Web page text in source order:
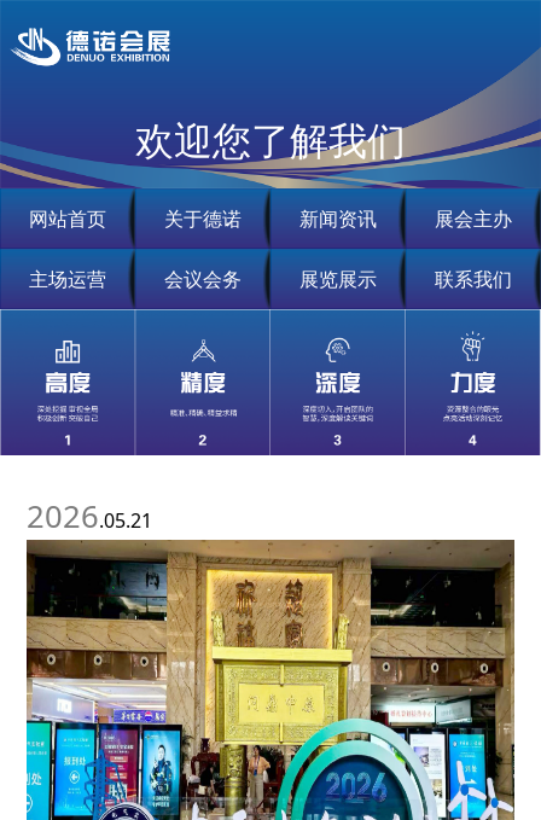
欢迎您了解我们
网站首页 关于德诺 新闻资讯 展会主办
主场运营 会议会务 展览展示 联系我们
2026.05.21